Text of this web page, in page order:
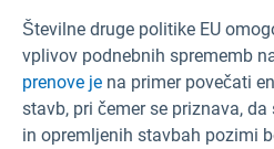
Številne druge politike EU
vplivov podnebnih sprememb
prenove je na primer povečati
stavb, pri čemer se priznava,
in opremljenih stavbah pozimi